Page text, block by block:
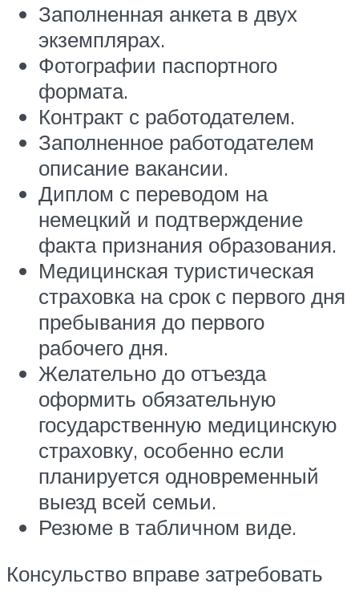
Заполненная анкета в двух
экземплярах.
Фотографии паспортного
формата.
Контракт с работодателем.
Заполненное работодателем
описание вакансии.
Диплом с переводом на
немецкий и подтверждение
факта признания образования.
Медицинская туристическая
страховка на срок с первого дня
пребывания до первого
рабочего дня.
Желательно до отъезда
оформить обязательную
государственную медицинскую
страховку, особенно если
планируется одновременный
выезд всей семьи.
Резюме в табличном виде.
Консульство вправе затребовать